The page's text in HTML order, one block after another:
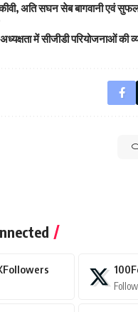
अति सघन सेब बागवानी एवं
में सीजीडी परियोजनाओं की
Followers 100
Follow